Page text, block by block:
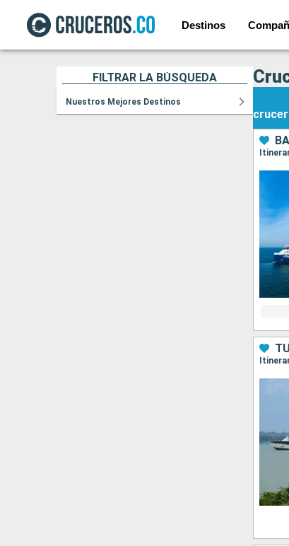
Destinos
FILTRAR LA BÚSQUEDA
Nuestros Mejores Destinos